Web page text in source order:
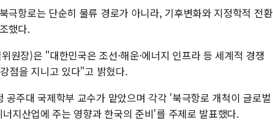
극항로는 단순히 물류 경로가 아니라, 기후변화와 지정학적 전환
했다.
원장)은 "대한민국은 조선·해운·에너지 인프라 등 세계적 경쟁
점을 지니고 있다"고 밝혔다.
공주대 국제학부 교수가 맡았으며 각각 '북극항로 개척이 글로벌
지산업에 주는 영향과 한국의 준비'를 주제로 발표했다.